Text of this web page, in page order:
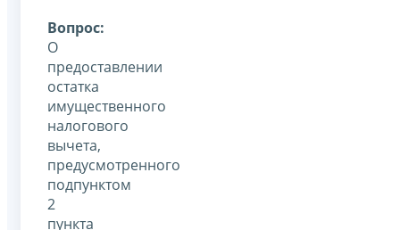
Вопрос:
О
предоставлении
остатка
имущественного
налогового
вычета,
предусмотренного
подпунктом
2
пункта